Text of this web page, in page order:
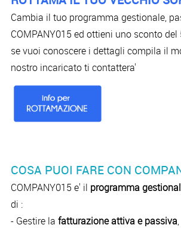
Cambia il tuo programma gestionale,
COMPANY015 ed ottieni uno sconto del
se vuoi conoscere i dettagli compila il
nostro incaricato ti contattera'
COSA PUOI FARE CON
COMPANY015 e' il programma
di :
- Gestire la fatturazione attiva e passiva